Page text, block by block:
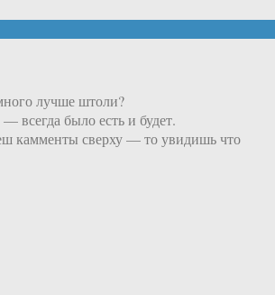
лучше штоли?
всегда было есть и будет.
камменты сверху — то увидишь что